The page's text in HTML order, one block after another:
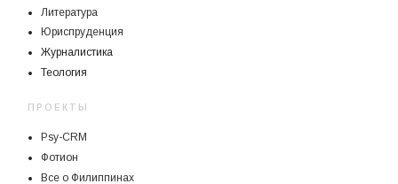
Литература
Юриспруденция
Журналистика
Теология
ПРОЕКТЫ
Psy-CRM
Фотион
Все о Филиппинах